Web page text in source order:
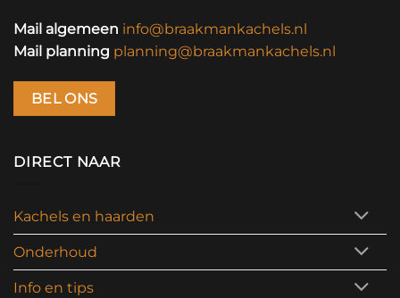
Mail algemeen info@braakmankachels.nl
Mail planning planning@braakmankachels.nl
BEL ONS
DIRECT NAAR
Kachels en haarden
Onderhoud
Info en tips